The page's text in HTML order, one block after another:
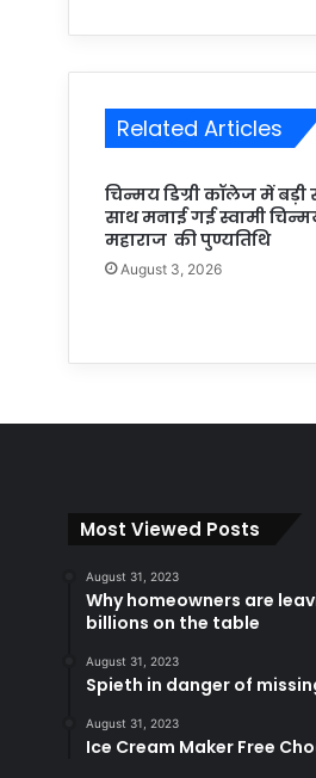
Related Articles
चिन्मय डिग्री कॉलेज में बड़ी
साथ मनाई गई स्वामी
महाराज की पुण्यतिथि
August 3, 2026
Most Viewed Posts
August 31, 2023
Why homeowners are
billions on the table
August 31, 2023
Spieth in danger of
August 31, 2023
Ice Cream Maker Free